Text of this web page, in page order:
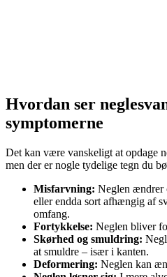
Hvordan ser
symptomerne
Det kan være vanskeligt at opdage
men der er nogle tydelige tegn du
Misfarvning: Neglen ændrer
eller endda sort afhængig af
omfang.
Fortykkelse: Neglen bliver
Skørhed og smuldring:
at smuldre – især i kanten.
Deformering: Neglen kan